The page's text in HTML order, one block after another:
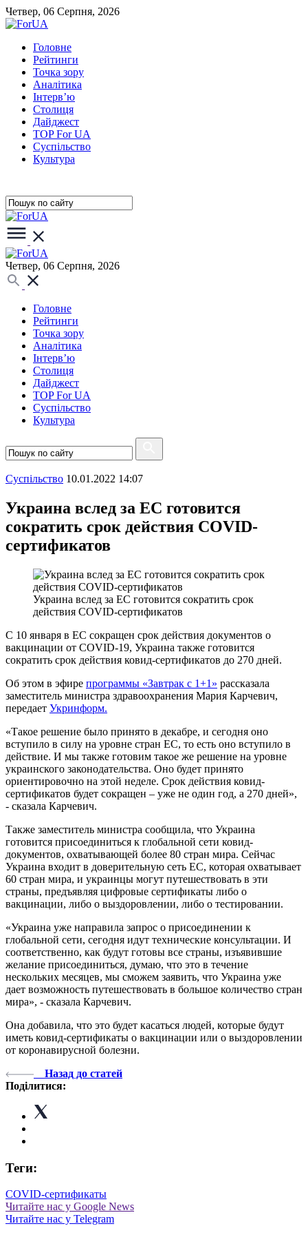
Четвер, 06 Серпня, 2026
Головне
Рейтинги
Точка зору
Аналітика
Інтерв’ю
Столиця
Дайджест
TOP For UA
Суспiльство
Культура
Четвер, 06 Серпня, 2026
Головне
Рейтинги
Точка зору
Аналітика
Інтерв’ю
Столиця
Дайджест
TOP For UA
Суспiльство
Культура
Суспiльство 10.01.2022 14:07
Украина вслед за ЕС готовится
сократить срок действия COVID-
сертификатов
Украина вслед за ЕС готовится сократить срок
действия COVID-сертификатов
С 10 января в ЕС сокращен срок действия документов о
вакцинации от COVID-19, Украина также готовится
сократить срок действия ковид-сертификатов до 270 дней.
Об этом в эфире программы «Завтрак с 1+1» рассказала
заместитель министра здравоохранения Мария Карчевич,
передает Укринформ.
«Такое решение было принято в декабре, и сегодня оно
вступило в силу на уровне стран ЕС, то есть оно вступило в
действие. И мы также готовим такое же решение на уровне
украинского законодательства. Оно будет принято
ориентировочно на этой неделе. Срок действия ковид-
сертификатов будет сокращен – уже не один год, а 270 дней»,
- сказала Карчевич.
Также заместитель министра сообщила, что Украина
готовится присоединиться к глобальной сети ковид-
документов, охватывающей более 80 стран мира. Сейчас
Украина входит в доверительную сеть ЕС, которая охватывает
60 стран мира, и украинцы могут путешествовать в эти
страны, предъявляя цифровые сертификаты либо о
вакцинации, либо о выздоровлении, либо о тестировании.
«Украина уже направила запрос о присоединении к
глобальной сети, сегодня идут технические консультации. И
соответственно, как будут готовы все страны, изъявившие
желание присоединиться, думаю, что это в течение
нескольких месяцев, мы сможем заявить, что Украина уже
дает возможность путешествовать в большое количество стран
мира», - сказала Карчевич.
Она добавила, что это будет касаться людей, которые будут
иметь ковид-сертификаты о вакцинации или о выздоровлении
от коронавирусной болезни.
Назад до статей
Поділитися:
Теги:
COVID-сертификаты
Читайте нас у Google News
Читайте нас у Telegram